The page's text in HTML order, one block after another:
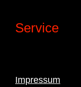
Service
Impressum